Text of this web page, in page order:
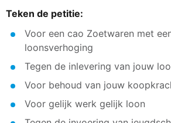
Teken de petitie:
Voor een cao Zoetwaren met
loonsverhoging
Tegen de inlevering van jouw
Voor behoud van jouw
Voor gelijk werk gelijk loon